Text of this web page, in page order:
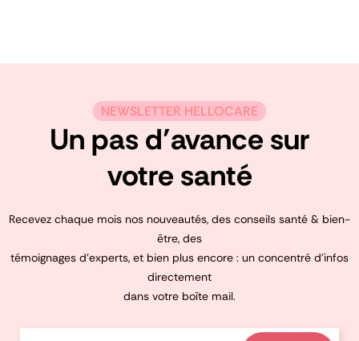
NEWSLETTER HELLOCARE
Un pas d’avance sur
votre santé
Recevez chaque mois nos nouveautés, des conseils santé & bien-
être, des
témoignages d’experts, et bien plus encore : un concentré d’infos
directement
dans votre boîte mail.